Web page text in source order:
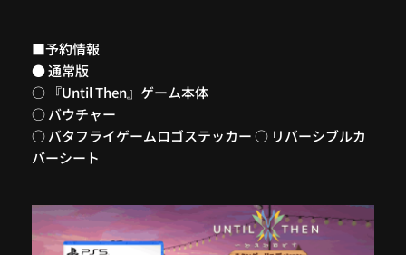
■予約情報
● 通常版
○ 『Until Then』ゲーム本体
○ バウチャー
○ バタフライゲームロゴステッカー ○ リバーシブルカ
バーシート